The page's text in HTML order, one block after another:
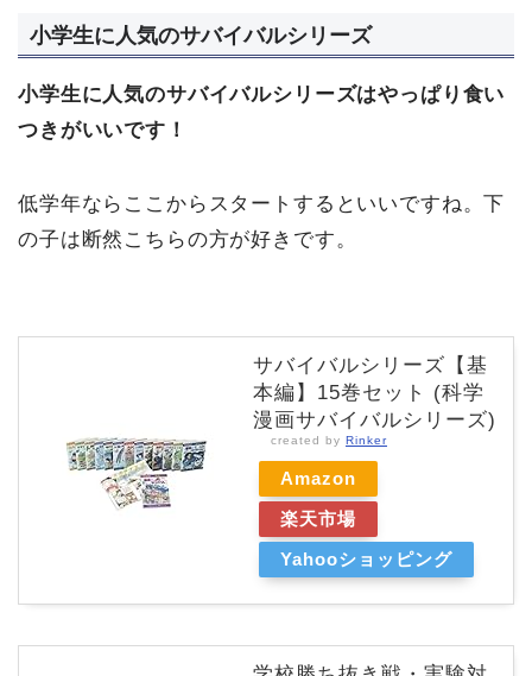
小学生に人気のサバイバルシリーズ
小学生に人気のサバイバルシリーズはやっぱり食い
つきがいいです！
低学年ならここからスタートするといいですね。下
の子は断然こちらの方が好きです。
サバイバルシリーズ【基
本編】15巻セット (科学
漫画サバイバルシリーズ)
created by Rinker
Amazon
楽天市場
Yahooショッピング